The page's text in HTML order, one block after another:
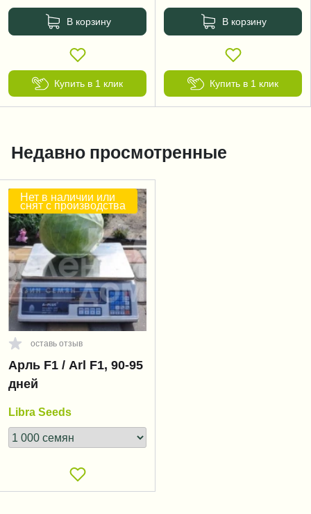
В корзину
Купить в 1 клик
В корзину
Купить в 1 клик
Недавно просмотренные
Нет в наличии или
снят с производства
оставь отзыв
Арль F1 / Arl F1, 90-95
дней
Libra Seeds